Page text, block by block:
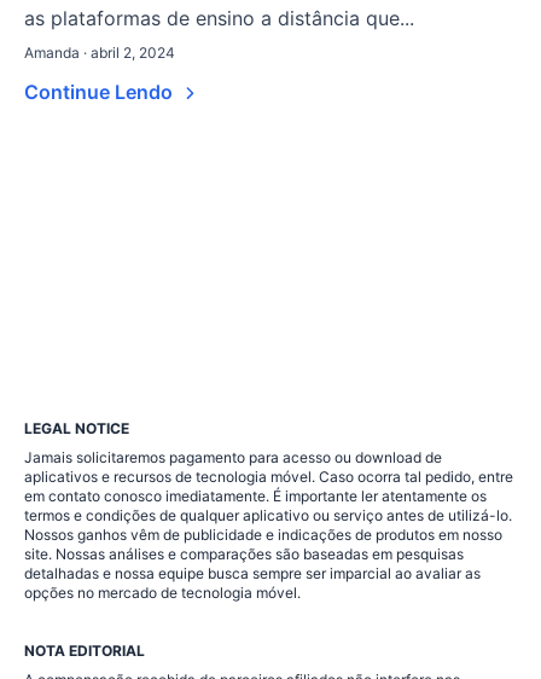
as plataformas de ensino a distância que...
Amanda · abril 2, 2024
Continue Lendo
LEGAL NOTICE
Jamais solicitaremos pagamento para acesso ou download de
aplicativos e recursos de tecnologia móvel. Caso ocorra tal pedido, entre
em contato conosco imediatamente. É importante ler atentamente os
termos e condições de qualquer aplicativo ou serviço antes de utilizá-lo.
Nossos ganhos vêm de publicidade e indicações de produtos em nosso
site. Nossas análises e comparações são baseadas em pesquisas
detalhadas e nossa equipe busca sempre ser imparcial ao avaliar as
opções no mercado de tecnologia móvel.
NOTA EDITORIAL